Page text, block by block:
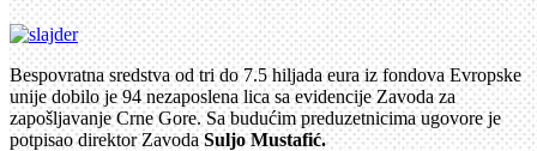
Bespovratna sredstva od tri do 7.5 hiljada eura iz fondova Evropske
unije dobilo je 94 nezaposlena lica sa evidencije Zavoda za
zapošljavanje Crne Gore. Sa budućim preduzetnicima ugovore je
potpisao direktor ZavodaSuljo Mustafić.